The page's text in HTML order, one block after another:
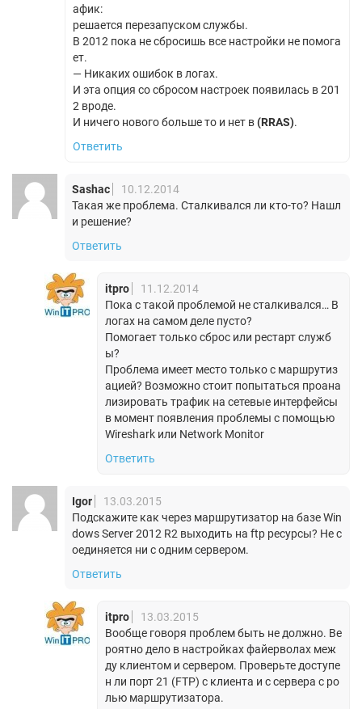
афик:
решается перезапуском службы.
В 2012 пока не сбросишь все настройки не помога
ет.
— Никаких ошибок в логах.
И эта опция со сбросом настроек появилась в 201
2 вроде.
И ничего нового больше то и нет в(RRAS).
Ответить
Sashac
10.12.2014
Такая же проблема. Сталкивался ли кто-то? Нашл
и решение?
Ответить
itpro
11.12.2014
Пока с такой проблемой не сталкивался… В
логах на самом деле пусто?
Помогает только сброс или рестарт служб
ы?
Проблема имеет место только с маршрутиз
ацией? Возможно стоит попытаться проана
лизировать трафик на сетевые интерфейсы
в момент появления проблемы с помощью
Wireshark или Network Monitor
Ответить
Igor
13.03.2015
Подскажите как через маршрутизатор на базе Win
dows Server 2012 R2 выходить на ftp ресурсы? Не с
оединяется ни с одним сервером.
Ответить
itpro
13.03.2015
Вообще говоря проблем быть не должно. Ве
роятно дело в настройках файерволах меж
ду клиентом и сервером. Проверьте доступе
н ли порт 21 (FTP) с клиента и с сервера с ро
лью маршрутизатора.